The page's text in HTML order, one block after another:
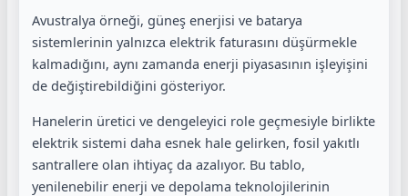
Avustralya örneği, güneş enerjisi ve batarya
sistemlerinin yalnızca elektrik faturasını düşürmekle
kalmadığını, aynı zamanda enerji piyasasının işleyişini
de değiştirebildiğini gösteriyor.
Hanelerin üretici ve dengeleyici role geçmesiyle birlikte
elektrik sistemi daha esnek hale gelirken, fosil yakıtlı
santrallere olan ihtiyaç da azalıyor. Bu tablo,
yenilenebilir enerji ve depolama teknolojilerinin